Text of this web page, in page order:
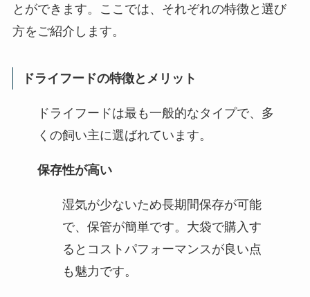
とができます。ここでは、それぞれの特徴と選び
方をご紹介します。
ドライフードの特徴とメリット
ドライフードは最も一般的なタイプで、多
くの飼い主に選ばれています。
保存性が高い
湿気が少ないため長期間保存が可能
で、保管が簡単です。大袋で購入す
るとコストパフォーマンスが良い点
も魅力です。